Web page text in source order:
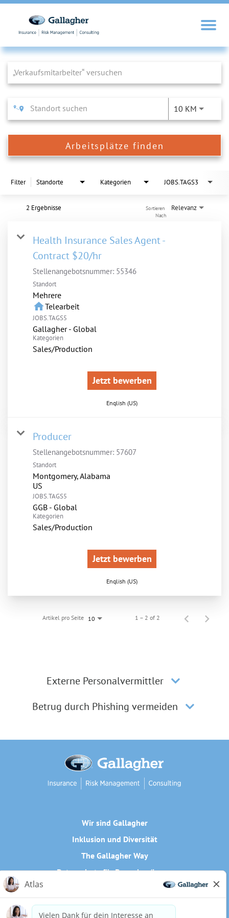
Job Search Page
10 KM
Arbeitsplätze finden
Filter Standorte Kategorien JOBS.TAGS3
2 Ergebnisse Relevanz
Sortieren
Nach
Health Insurance Sales Agent -
Contract $20/hr
Stellenangebotsnummer: 55346
Standort
Mehrere
homeTelearbeit
JOBS.TAGS5
Gallagher - Global
Kategorien
Sales/Production
Jetzt bewerben
English (US)
Producer
Stellenangebotsnummer: 57607
Standort
Montgomery, Alabama
JOBS.TAGS5
GGB - Global
Kategorien
Sales/Production
Jetzt bewerben
English (US)
Artikel pro Seite 10 1 – 2 of 2
Externe Personalvermittler
Betrug durch Phishing vermeiden
Wir sind Gallagher
Inklusion und Diversität
The Gallagher Way
Datenschutz für Bewerber/innen
Need reasonable accommodations to complete any part of